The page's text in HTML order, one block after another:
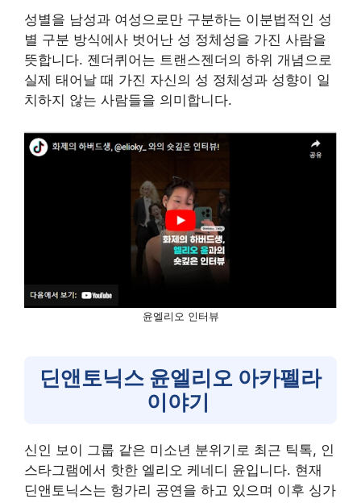
성별을 남성과 여성으로만 구분하는 이분법적인 성
별 구분 방식에사 벗어난 성 정체성을 가진 사람을
뜻합니다. 젠더퀴어는 트랜스젠더의 하위 개념으로
실제 태어날 때 가진 자신의 성 정체성과 성향이 일
치하지 않는 사람들을 의미합니다.
윤엘리오 인터뷰
딘앤토닉스 윤엘리오 아카펠라
이야기
신인 보이 그룹 같은 미소년 분위기로 최근 틱톡, 인
스타그램에서 핫한 엘리오 케네디 윤입니다. 현재
딘앤토닉스는 헝가리 공연을 하고 있으며 이후 싱가